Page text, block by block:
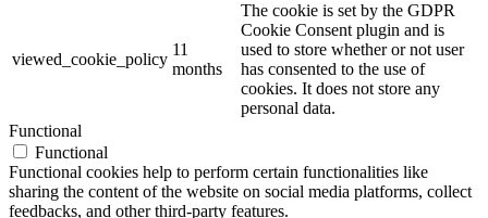
viewed_cookie_policy
11
months
The cookie is set by the GDPR
Cookie Consent plugin and is
used to store whether or not user
has consented to the use of
cookies. It does not store any
personal data.
Functional
Functional
Functional cookies help to perform certain functionalities like
sharing the content of the website on social media platforms, collect
feedbacks, and other third-party features.